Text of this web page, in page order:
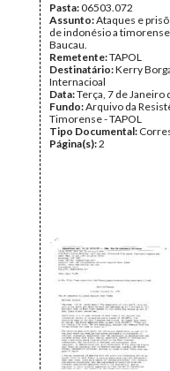
Pasta:06503.072
Assunto:Ataques e
de indonésio a
Baucau.
Remetente:TAPOL
Destinatário:Kerry
Internacioal
Data:Terça, 7 de Janeiro
Fundo:Arquivo da
Timorense - TAPOL
Tipo Documental:
Página(s):2